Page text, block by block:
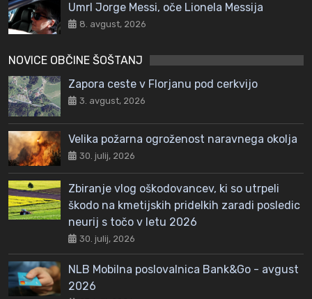
Umrl Jorge Messi, oče Lionela Messija
8. avgust, 2026
NOVICE OBČINE ŠOŠTANJ
Zapora ceste v Florjanu pod cerkvijo
3. avgust, 2026
Velika požarna ogroženost naravnega okolja
30. julij, 2026
Zbiranje vlog oškodovancev, ki so utrpeli
škodo na kmetijskih pridelkih zaradi posledic
neurij s točo v letu 2026
30. julij, 2026
NLB Mobilna poslovalnica Bank&Go - avgust
2026